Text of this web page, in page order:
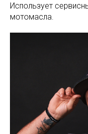
Использует
мотомасла.